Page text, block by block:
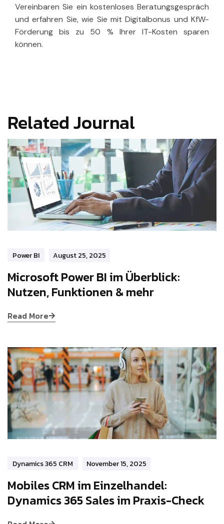
Vereinbaren Sie ein kostenloses Beratungsgespräch
und erfahren Sie, wie Sie mit Digitalbonus und KfW-
Förderung bis zu 50 % Ihrer IT-Kosten sparen
können.
Related Journal
Power BI August 25, 2025
Microsoft Power BI im Überblick:
Nutzen, Funktionen & mehr
Read More
Dynamics 365 CRM November 15, 2025
Mobiles CRM im Einzelhandel:
Dynamics 365 Sales im Praxis-Check